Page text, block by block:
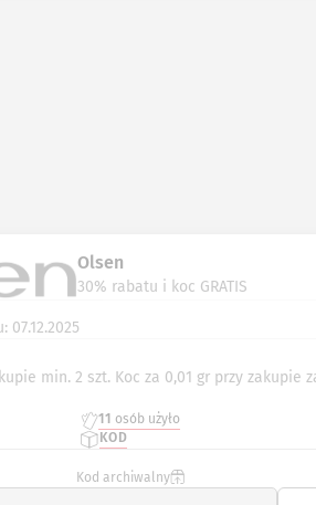
Olsen
30% rabatu i koc GRATIS
07.12.2025
11 osób użyło
KOD
Kod archiwalny
min. 2 szt. Koc za 0,01 gr przy zakupie